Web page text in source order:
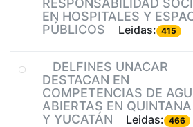
RESPONSABILIDAD
EN HOSPITALES Y
PÚBLICOS
Leidas: 415
DELFINES UNACAR
DESTACAN EN
COMPETENCIAS DE
ABIERTAS EN
Y YUCATÁN
Leidas: 466